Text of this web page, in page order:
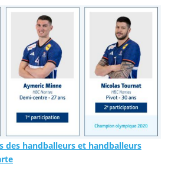
des handballeurs et handballeurs